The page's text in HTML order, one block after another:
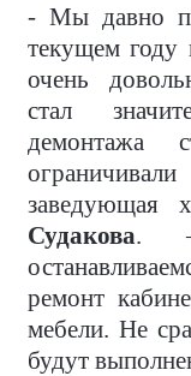
- Мы давно
текущем году
очень
стал
демонтажа
заведующая
Судакова.
ремонт
мебели. Не
будут